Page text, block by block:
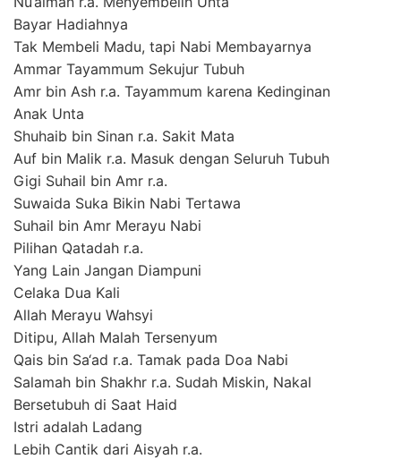
Bayar Hadiahnya
Tak Membeli Madu, tapi Nabi Membayarnya
Ammar Tayammum Sekujur Tubuh
Amr bin Ash r.a. Tayammum karena Kedinginan
Anak Unta
Shuhaib bin Sinan r.a. Sakit Mata
Auf bin Malik r.a. Masuk dengan Seluruh Tubuh
Gigi Suhail bin Amr r.a.
Suwaida Suka Bikin Nabi Tertawa
Suhail bin Amr Merayu Nabi
Pilihan Qatadah r.a.
Yang Lain Jangan Diampuni
Celaka Dua Kali
Allah Merayu Wahsyi
Ditipu, Allah Malah Tersenyum
Qais bin Sa‘ad r.a. Tamak pada Doa Nabi
Salamah bin Shakhr r.a. Sudah Miskin, Nakal
Bersetubuh di Saat Haid
Istri adalah Ladang
Lebih Cantik dari Aisyah r.a.